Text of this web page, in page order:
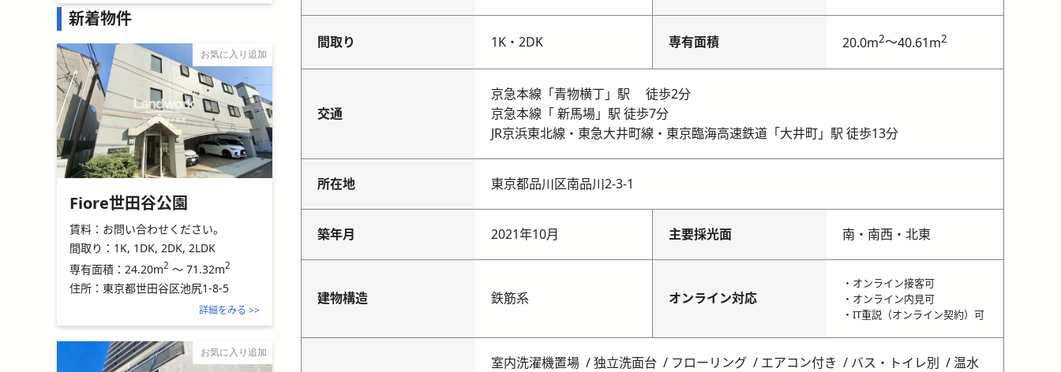
間取り 1K・2DK 専有面積 20.0m2～40.61m2
交通
京急本線「青物横丁」駅 徒歩2分
京急本線「 新馬場」駅 徒歩7分
JR京浜東北線・東急大井町線・東京臨海高速鉄道「大井町」駅 徒歩13分
所在地 東京都品川区南品川2-3-1
築年月 2021年10月 主要採光面 南・南西・北東
建物構造 鉄筋系 オンライン対応
・オンライン接客可
・オンライン内見可
・IT重説（オンライン契約）可
室内洗濯機置場 独立洗面台 フローリング エアコン付き バス・トイレ別
温水
新着物件
お気に入り追加
Fiore世田谷公園
賃料： お問い合わせください。
間取り： 1K, 1DK, 2DK, 2LDK
専有面積： 24.20m2 ～ 71.32m2
住所： 東京都世田谷区池尻1-8-5
詳細をみる >>
お気に入り追加